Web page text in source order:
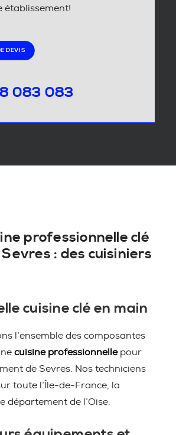
établissement!
DEVIS
083 083
professionnelle clé
: des cuisiniers
cuisine clé en main
l’ensemble des composantes
cuisine professionnellepour
de Sevres. Nos techniciens
toute l’Île-de-France, la
département de l’Oise.